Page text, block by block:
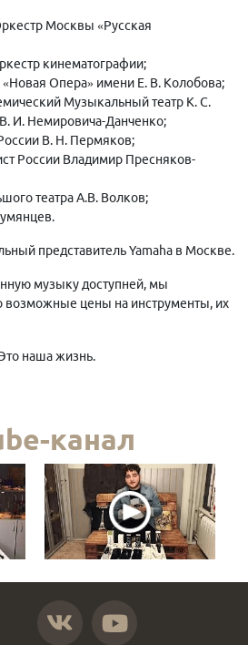
Москвы «Русская
кинематографии;
«Новая Опера» имени Е. В. Колобова;
Музыкальный театр К. С.
И. Немировича-Данченко;
В. Н. Пермяков;
России Владимир Пресняков-
театра А.В. Волков;
представитель Yamaha в Москве.
музыку доступней, мы
возможные цены на инструменты, их
наша жизнь.
канал